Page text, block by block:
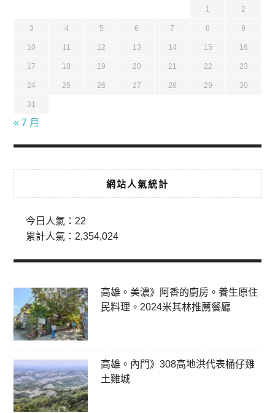
1 2
3 4 5 6 7 8 9
10 11 12 13 14 15 16
17 18 19 20 21 22 23
24 25 26 27 28 29 30
31
« 7 月
網站人氣統計
今日人氣： 22
累計人氣： 2,354,024
高雄。美濃》阿香的廚房。養生原住
民料理。2024米其林推薦餐廳
高雄。內門》308高地洪代表桶仔雞
土雞城